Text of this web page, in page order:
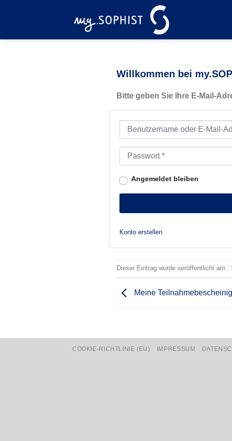
Willkommen bei
Bitte geben Sie Ihre E-Mail-
Benutzername oder E-Mail-
Passwort
Angemeldet bleiben
Konto erstellen
Dieser Eintrag wurde veröffentlicht am
Meine
COOKIE-RICHTLINIE (EU) IMPRESSUM